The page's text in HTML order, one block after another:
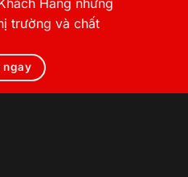
trường và chất
ngay